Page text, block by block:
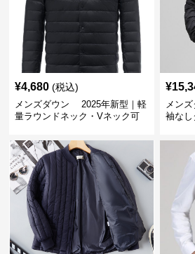
¥4,680 (税込)
メンズダウン 2025年新型｜軽
量ラウンドネック・Vネック可
¥
メン
袖なし